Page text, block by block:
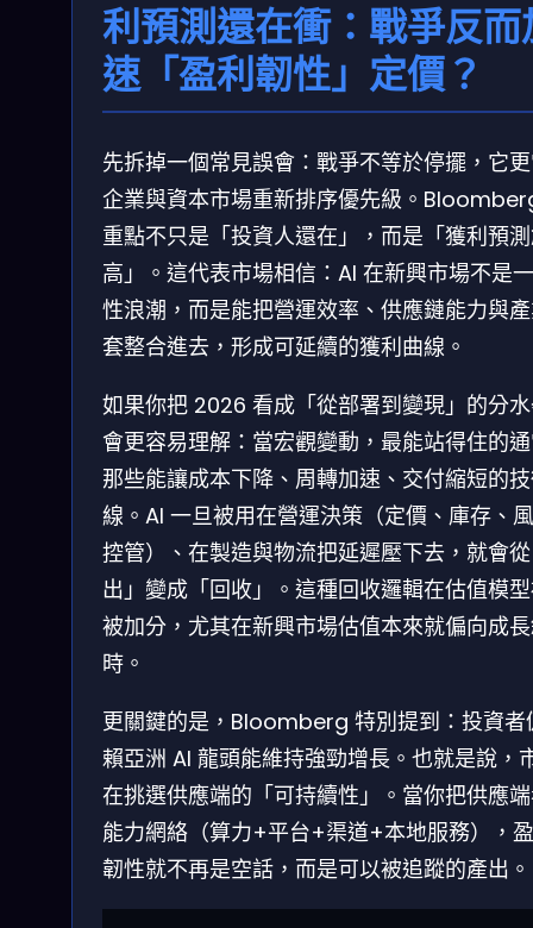
利預測還在衝：戰爭反而
速「盈利韌性」定價？
先拆掉一個常見誤會：戰爭不等於停擺，它
企業與資本市場重新排序優先級。
重點不只是「投資人還在」，而是「獲利預
高」。這代表市場相信：AI 在新興市場不是
性浪潮，而是能把營運效率、供應鏈能力與
套整合進去，形成可延續的獲利曲線。
如果你把 2026 看成「從部署到變現」的分
會更容易理解：當宏觀變動，最能站得住的
那些能讓成本下降、周轉加速、交付縮短的
線。AI 一旦被用在營運決策（定價、庫存、
控管）、在製造與物流把延遲壓下去，就會
出」變成「回收」。這種回收邏輯在估值模
被加分，尤其在新興市場估值本來就偏向成
時。
更關鍵的是，Bloomberg 特別提到：投資者
賴亞洲 AI 龍頭能維持強勁增長。也就是說，
在挑選供應端的「可持續性」。當你把供應
能力網絡（算力+平台+渠道+本地服務），
韌性就不再是空話，而是可以被追蹤的產出。